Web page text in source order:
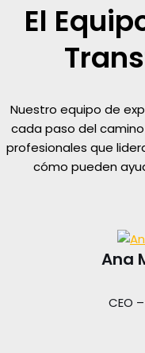
El
Nuestro equipo de
cada paso del
profesionales que
cómo pueden
Ana
CEO